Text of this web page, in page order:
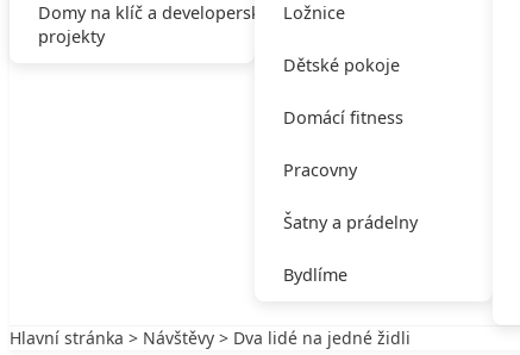
Domy na klíč a developerské
projekty
Ložnice
Dětské pokoje
Domácí fitness
Pracovny
Šatny a prádelny
Bydlíme
Hlavní stránka > Návštěvy > Dva lidé na jedné židli